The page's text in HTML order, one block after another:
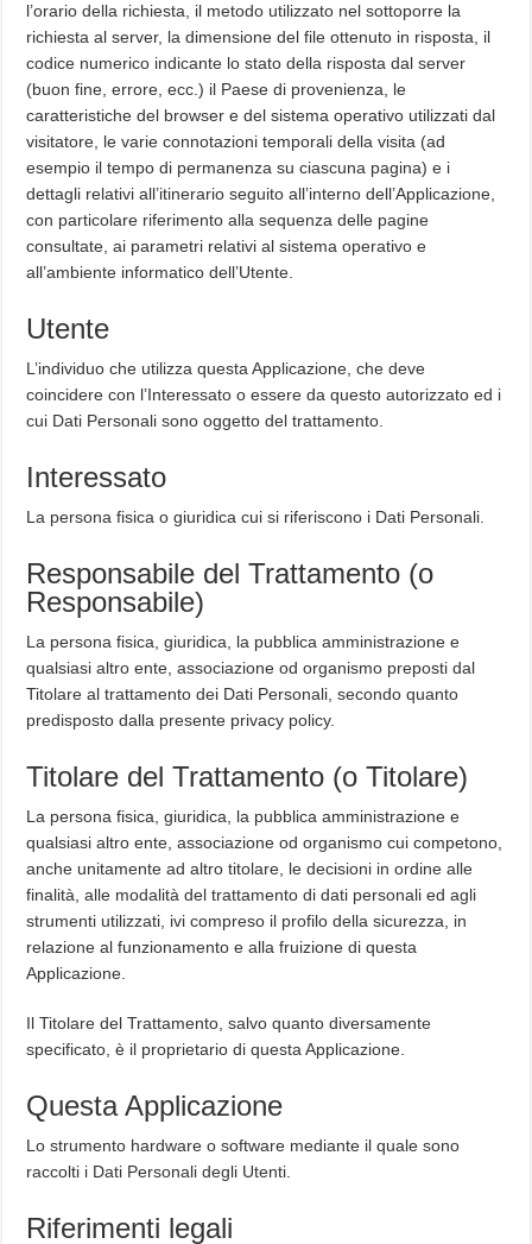
l’orario della richiesta, il metodo utilizzato nel sottoporre la
richiesta al server, la dimensione del file ottenuto in risposta, il
codice numerico indicante lo stato della risposta dal server
(buon fine, errore, ecc.) il Paese di provenienza, le
caratteristiche del browser e del sistema operativo utilizzati dal
visitatore, le varie connotazioni temporali della visita (ad
esempio il tempo di permanenza su ciascuna pagina) e i
dettagli relativi all’itinerario seguito all’interno dell’Applicazione,
con particolare riferimento alla sequenza delle pagine
consultate, ai parametri relativi al sistema operativo e
all’ambiente informatico dell’Utente.
Utente
L’individuo che utilizza questa Applicazione, che deve
coincidere con l’Interessato o essere da questo autorizzato ed i
cui Dati Personali sono oggetto del trattamento.
Interessato
La persona fisica o giuridica cui si riferiscono i Dati Personali.
Responsabile del Trattamento (o
Responsabile)
La persona fisica, giuridica, la pubblica amministrazione e
qualsiasi altro ente, associazione od organismo preposti dal
Titolare al trattamento dei Dati Personali, secondo quanto
predisposto dalla presente privacy policy.
Titolare del Trattamento (o Titolare)
La persona fisica, giuridica, la pubblica amministrazione e
qualsiasi altro ente, associazione od organismo cui competono,
anche unitamente ad altro titolare, le decisioni in ordine alle
finalità, alle modalità del trattamento di dati personali ed agli
strumenti utilizzati, ivi compreso il profilo della sicurezza, in
relazione al funzionamento e alla fruizione di questa
Applicazione.
Il Titolare del Trattamento, salvo quanto diversamente
specificato, è il proprietario di questa Applicazione.
Questa Applicazione
Lo strumento hardware o software mediante il quale sono
raccolti i Dati Personali degli Utenti.
Riferimenti legali